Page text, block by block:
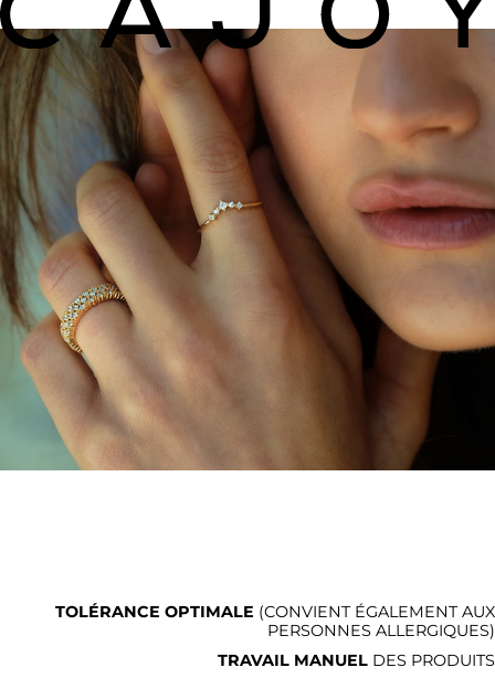
TOLÉRANCE OPTIMALE (CONVIENT ÉGALEMENT AUX
PERSONNES ALLERGIQUES)
TRAVAIL MANUEL DES PRODUITS